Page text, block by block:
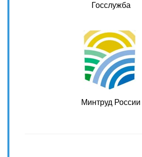
Госслужба
Минтруд России